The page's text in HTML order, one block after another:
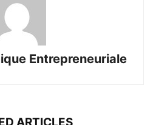
Entrepreneuriale